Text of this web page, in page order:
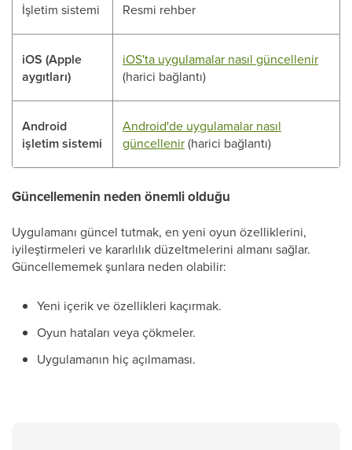
İşletim sistemi Resmi rehber
iOS (Apple
aygıtları)
iOS'ta uygulamalar nasıl güncellenir
(harici bağlantı)
Android
işletim sistemi
Android'de uygulamalar nasıl
güncellenir(harici bağlantı)
Güncellemenin neden önemli olduğu
Uygulamanı güncel tutmak, en yeni oyun özelliklerini,
iyileştirmeleri ve kararlılık düzeltmelerini almanı sağlar.
Güncellememek şunlara neden olabilir:
Yeni içerik ve özellikleri kaçırmak.
Oyun hataları veya çökmeler.
Uygulamanın hiç açılmaması.